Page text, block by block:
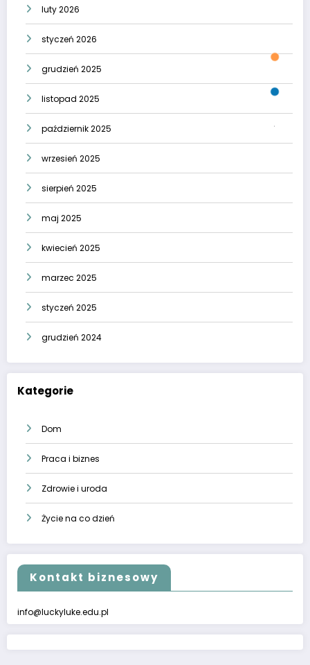
luty 2026
styczeń 2026
grudzień 2025
listopad 2025
październik 2025
wrzesień 2025
sierpień 2025
maj 2025
kwiecień 2025
marzec 2025
styczeń 2025
grudzień 2024
Kategorie
Dom
Praca i biznes
Zdrowie i uroda
Życie na co dzień
Kontakt biznesowy
info@luckyluke.edu.pl